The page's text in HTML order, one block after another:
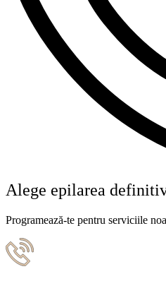
Alege epilarea
Programează-te pentru serviciile